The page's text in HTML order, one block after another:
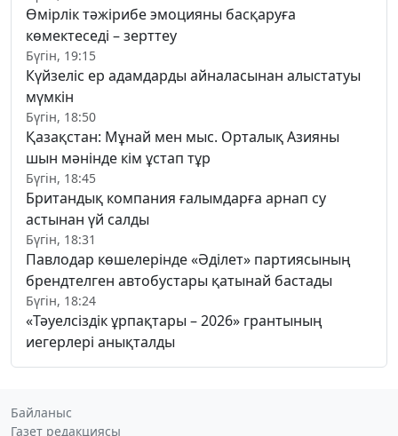
Өмірлік тәжірибе эмоцияны басқаруға
көмектеседі – зерттеу
Бүгін, 19:15
Күйзеліс ер адамдарды айналасынан алыстатуы
мүмкін
Бүгін, 18:50
Қазақстан: Мұнай мен мыс. Орталық Азияны
шын мәнінде кім ұстап тұр
Бүгін, 18:45
Британдық компания ғалымдарға арнап су
астынан үй салды
Бүгін, 18:31
Павлодар көшелерінде «Әділет» партиясының
брендтелген автобустары қатынай бастады
Бүгін, 18:24
«Тәуелсіздік ұрпақтары – 2026» грантының
иегерлері анықталды
Байланыс
Газет редакциясы